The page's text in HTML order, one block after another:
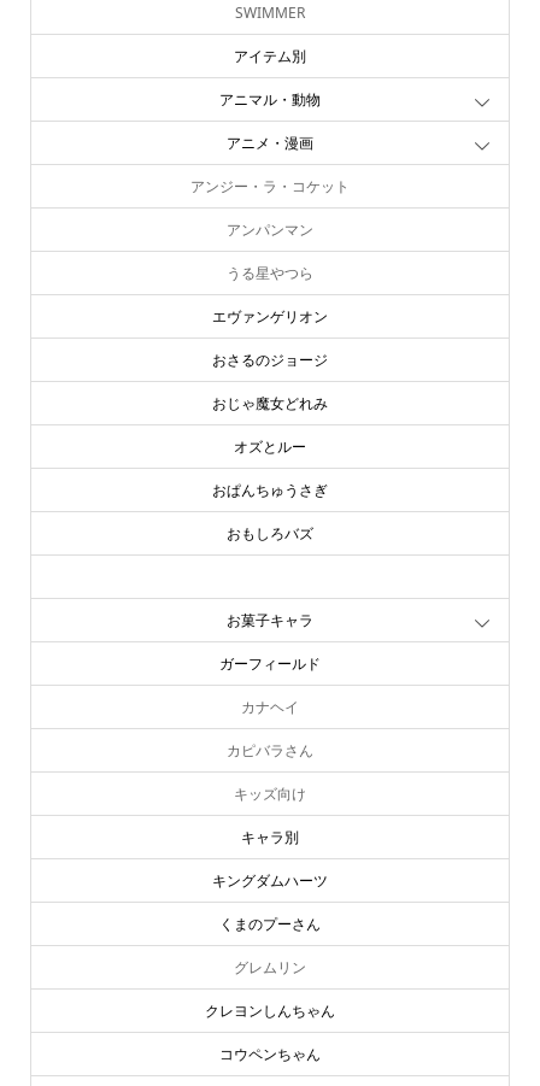
SWIMMER
アイテム別
アニマル・動物
アニメ・漫画
アンジー・ラ・コケット
アンパンマン
うる星やつら
エヴァンゲリオン
おさるのジョージ
おじゃ魔女どれみ
オズとルー
おぱんちゅうさぎ
おもしろバズ
お菓子キャラ
ガーフィールド
カナヘイ
カピバラさん
キッズ向け
キャラ別
キングダムハーツ
くまのプーさん
グレムリン
クレヨンしんちゃん
コウペンちゃん